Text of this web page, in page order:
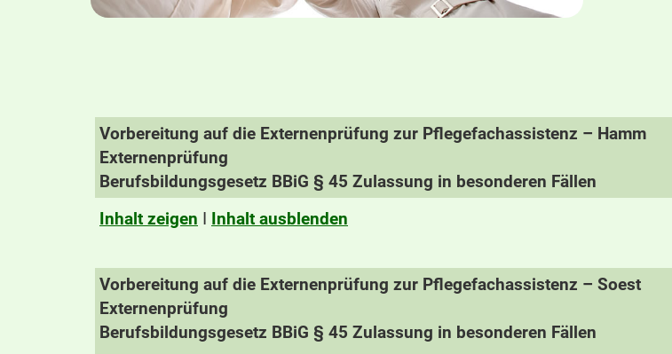
Vorbereitung auf die Externenprüfung zur Pflegefachassistenz – Hamm
Externenprüfung
Berufsbildungsgesetz BBiG § 45 Zulassung in besonderen Fällen
Inhalt zeigen I Inhalt ausblenden
Vorbereitung auf die Externenprüfung zur Pflegefachassistenz – Soest
Externenprüfung
Berufsbildungsgesetz BBiG § 45 Zulassung in besonderen Fällen